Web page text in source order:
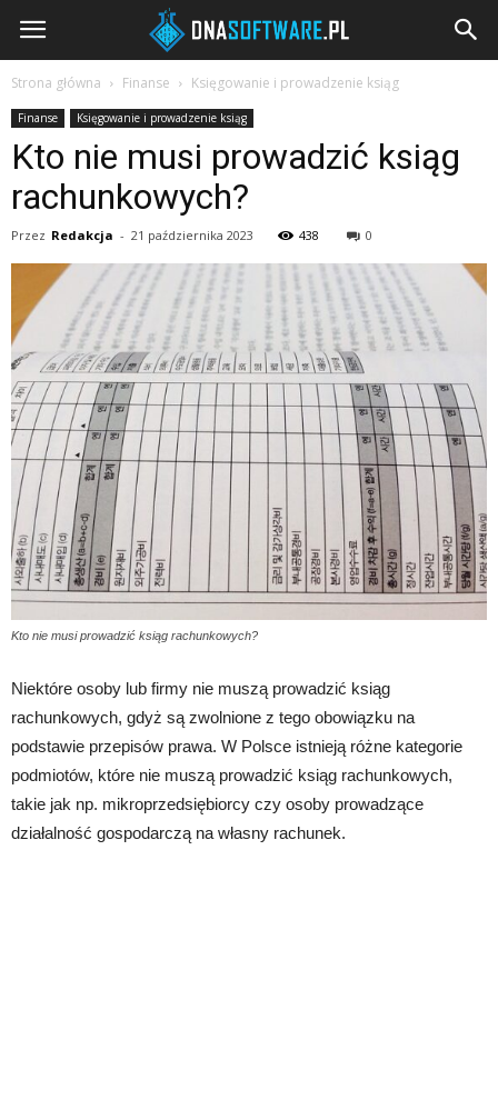
DNAsoftware.pl
Strona główna Finanse Księgowanie i prowadzenie ksiąg
Finanse Księgowanie i prowadzenie ksiąg
Kto nie musi prowadzić ksiąg
rachunkowych?
Przez Redakcja - 21 października 2023 438 0
Kto nie musi prowadzić ksiąg rachunkowych?
Niektóre osoby lub firmy nie muszą prowadzić ksiąg
rachunkowych, gdyż są zwolnione z tego obowiązku na
podstawie przepisów prawa. W Polsce istnieją różne kategorie
podmiotów, które nie muszą prowadzić ksiąg rachunkowych,
takie jak np. mikroprzedsiębiorcy czy osoby prowadzące
działalność gospodarczą na własny rachunek.